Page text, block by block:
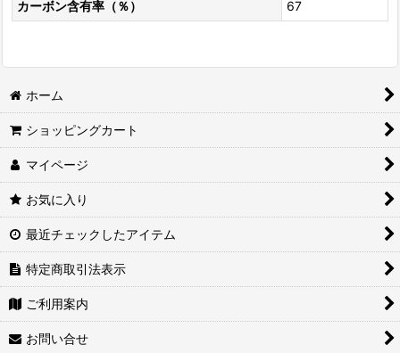
カーボン含有率（％）
67
ホーム
ショッピングカート
マイページ
お気に入り
最近チェックしたアイテム
特定商取引法表示
ご利用案内
お問い合せ